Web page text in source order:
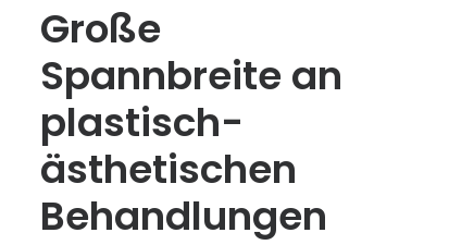
Große
Spannbreite an
plastisch-
ästhetischen
Behandlungen